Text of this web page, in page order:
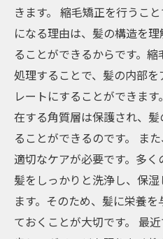
きます。 縮毛矯正を行うこ
になる理由は、髪の構造を
ることができるからです。
処理することで、髪の内部
レートにすることができま
在する角質層は保護され、
ることができるのです。 ま
適切なケアが必要です。多
髪をしっかりと洗浄し、保
ます。そのため、髪に栄養
ておくことが大切です。 最